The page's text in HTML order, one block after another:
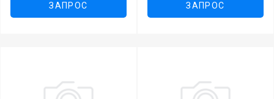
ЗАПРОС ЗАПРОС